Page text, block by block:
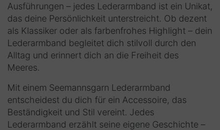
Ausführungen – jedes Lederarmband ist ein Unikat,
das deine Persönlichkeit unterstreicht. Ob dezent
als Klassiker oder als farbenfrohes Highlight – dein
Lederarmband begleitet dich stilvoll durch den
Alltag und erinnert dich an die Freiheit des
Meeres.
Mit einem Seemannsgarn Lederarmband
entscheidest du dich für ein Accessoire, das
Beständigkeit und Stil vereint. Jedes
Lederarmband erzählt seine eigene Geschichte –